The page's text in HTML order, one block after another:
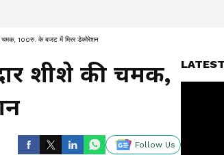
100रु. के बजट में मिरर डेकोरेशन
शीशे की चमक,
Follow Us